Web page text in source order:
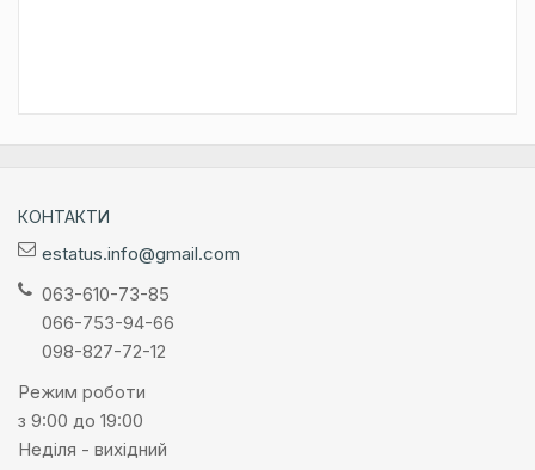
КОНТАКТИ
estatus.info@gmail.com
063-610-73-85
066-753-94-66
098-827-72-12
Режим роботи
з 9:00 до 19:00
Неділя - вихідний